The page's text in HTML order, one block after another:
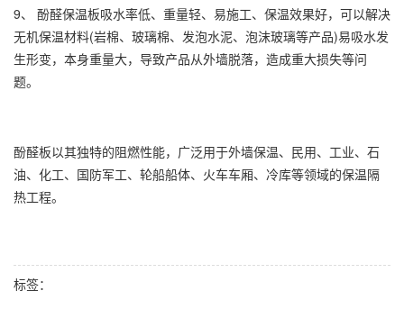
9、 酚醛保温板吸水率低、重量轻、易施工、保温效果好，可以解决
无机保温材料(岩棉、玻璃棉、发泡水泥、泡沫玻璃等产品)易吸水发
生形变，本身重量大，导致产品从外墙脱落，造成重大损失等问
题。
酚醛板以其独特的阻燃性能，广泛用于外墙保温、民用、工业、石
油、化工、国防军工、轮船船体、火车车厢、冷库等领域的保温隔
热工程。
标签：